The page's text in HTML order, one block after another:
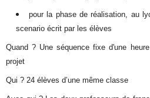
pour la phase de réalisation, au
scenario écrit par les élèves
Quand ? Une séquence fixe d'une
projet
Qui ? 24 élèves d’une même classe